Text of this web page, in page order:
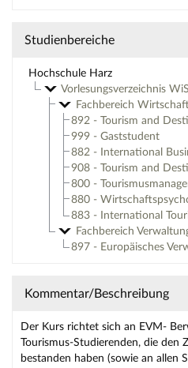
Studienbereiche
Hochschule Harz
Vorlesungsverzeichnis
Fachbereich
892 - Tourism and
999 - Gaststudent
882 - International
908 - Tourism and
800 -
880 -
883 - International
Fachbereich
897 - Europäisches
Kommentar/Beschreibung
Der Kurs richtet sich an EVM-
Tourismus-Studierenden, die den
bestanden haben (sowie an allen